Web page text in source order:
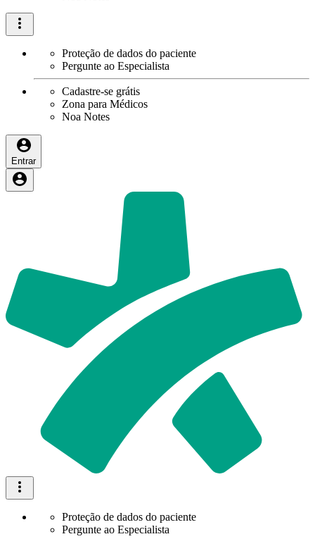
Proteção de dados do paciente
Pergunte ao Especialista
Cadastre-se grátis
Zona para Médicos
Noa Notes
Entrar
Proteção de dados do paciente
Pergunte ao Especialista